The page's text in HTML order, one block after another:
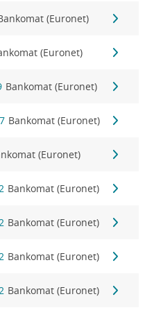
(Euronet)
(Euronet)
Bankomat (Euronet)
Bankomat (Euronet)
(Euronet)
Bankomat (Euronet)
Bankomat (Euronet)
Bankomat (Euronet)
Bankomat (Euronet)